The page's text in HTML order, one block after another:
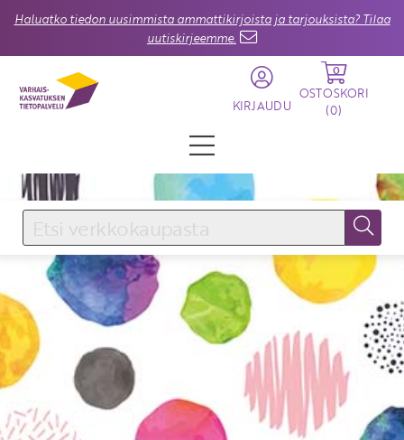
Haluatko tiedon uusimmista ammattikirjoista ja tarjouksista? Tilaa
uutiskirjeemme.
KIRJAUDU
0
OSTOSKORI
(0)
KIRJAUDU SISÄÄN
Käyttäjätunnus
Salasana
Unohtuiko salasana?
KIRJAUDU SISÄÄN